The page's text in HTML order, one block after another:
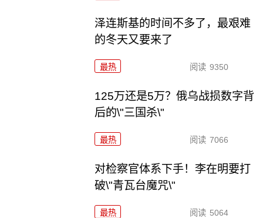
泽连斯基的时间不多了，最艰难
的冬天又要来了
最热 阅读 9350
125万还是5万？俄乌战损数字背
后的\"三国杀\"
最热 阅读 7066
对检察官体系下手！李在明要打
破\"青瓦台魔咒\"
最热 阅读 5064